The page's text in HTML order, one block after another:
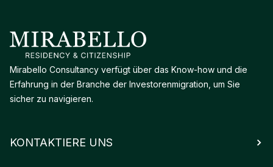
Mirabello Consultancy verfügt über das Know-how und die
Erfahrung in der Branche der Investorenmigration, um Sie
sicher zu navigieren.
KONTAKTIERE UNS